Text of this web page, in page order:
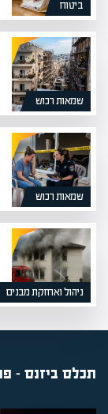
ביטוח
שמאות רכוש
שמאות רכוש
ניהול ואחזקת מבנים
תכלס ביזנס -